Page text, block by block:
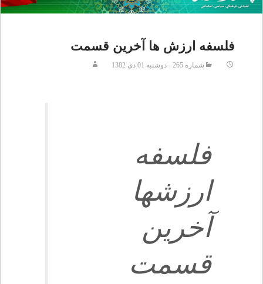
فلسفه ارزش ها آخرين قسمت
شماره 265 - دوشنبه 01 دي 1382
فلسفه
ارزشها
آخرين
قسمت‏